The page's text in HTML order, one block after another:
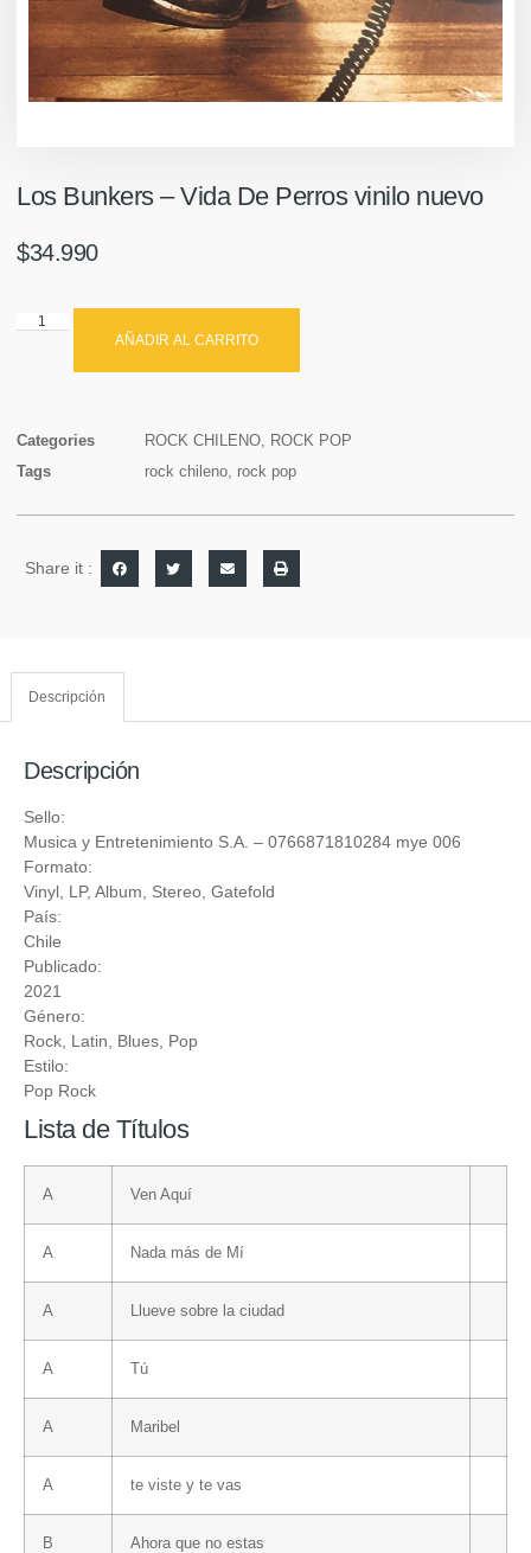
Los Bunkers ‎– Vida De Perros vinilo nuevo
$34.990
AÑADIR AL CARRITO
Categories ROCK CHILENO, ROCK POP
Tags
rock chileno, rock pop
Share it :
Descripción
Descripción
Sello:
Musica y Entretenimiento S.A. ‎– 0766871810284 mye 006
Formato:
Vinyl, LP, Album, Stereo, Gatefold
País:
Chile
Publicado:
2021
Género:
Rock, Latin, Blues, Pop
Estilo:
Pop Rock
Lista de Títulos
A Ven Aquí
A Nada más de Mí
A Llueve sobre la ciudad
A Tú
A Maribel
A te viste y te vas
B Ahora que no estas